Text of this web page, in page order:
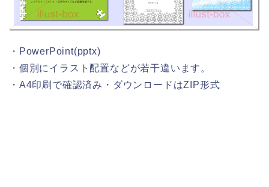
・PowerPoint(pptx)
・個別にイラスト配置などが若干違います。
・A4印刷で確認済み・ダウンロードはZIP形式